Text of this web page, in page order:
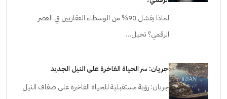
الرقمي؟
جريان: سر الحياة الفاخرة على النيل الجديد